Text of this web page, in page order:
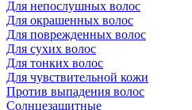
Для непослушных волос
Для окрашенных волос
Для поврежденных волос
Для сухих волос
Для тонких волос
Для чувствительной кожи
Против выпадения волос
Солнцезащитные